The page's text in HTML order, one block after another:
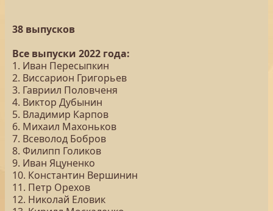
38 выпусков
Все выпуски 2022 года:
1. Иван Пересыпкин
2. Виссарион Григорьев
3. Гавриил Половченя
4. Виктор Дубынин
5. Владимир Карпов
6. Михаил Махоньков
7. Всеволод Бобров
8. Филипп Голиков
9. Иван Яцуненко
10. Константин Вершинин
11. Петр Орехов
12. Николай Еловик